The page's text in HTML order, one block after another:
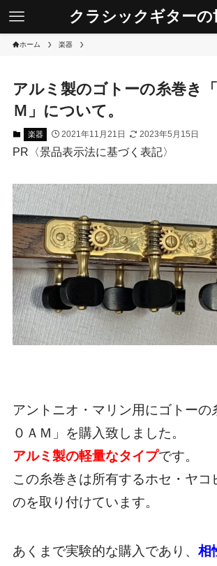
クラシックギターの
ホーム 楽器
アルミ製のゴトーの糸巻き
Ｍ」について。
楽器 2021年11月21日 2023年5月15日
PR〈景品表示法に基づく表記〉
アントニオ・マリン用にゴトーの
０ＡＭ」を購入致しました。
アルミ製の軽量なタイプです。
この糸巻きは所有するホセ・ヤコ
のを取り付けています。
あくまで実験的な購入であり、 相